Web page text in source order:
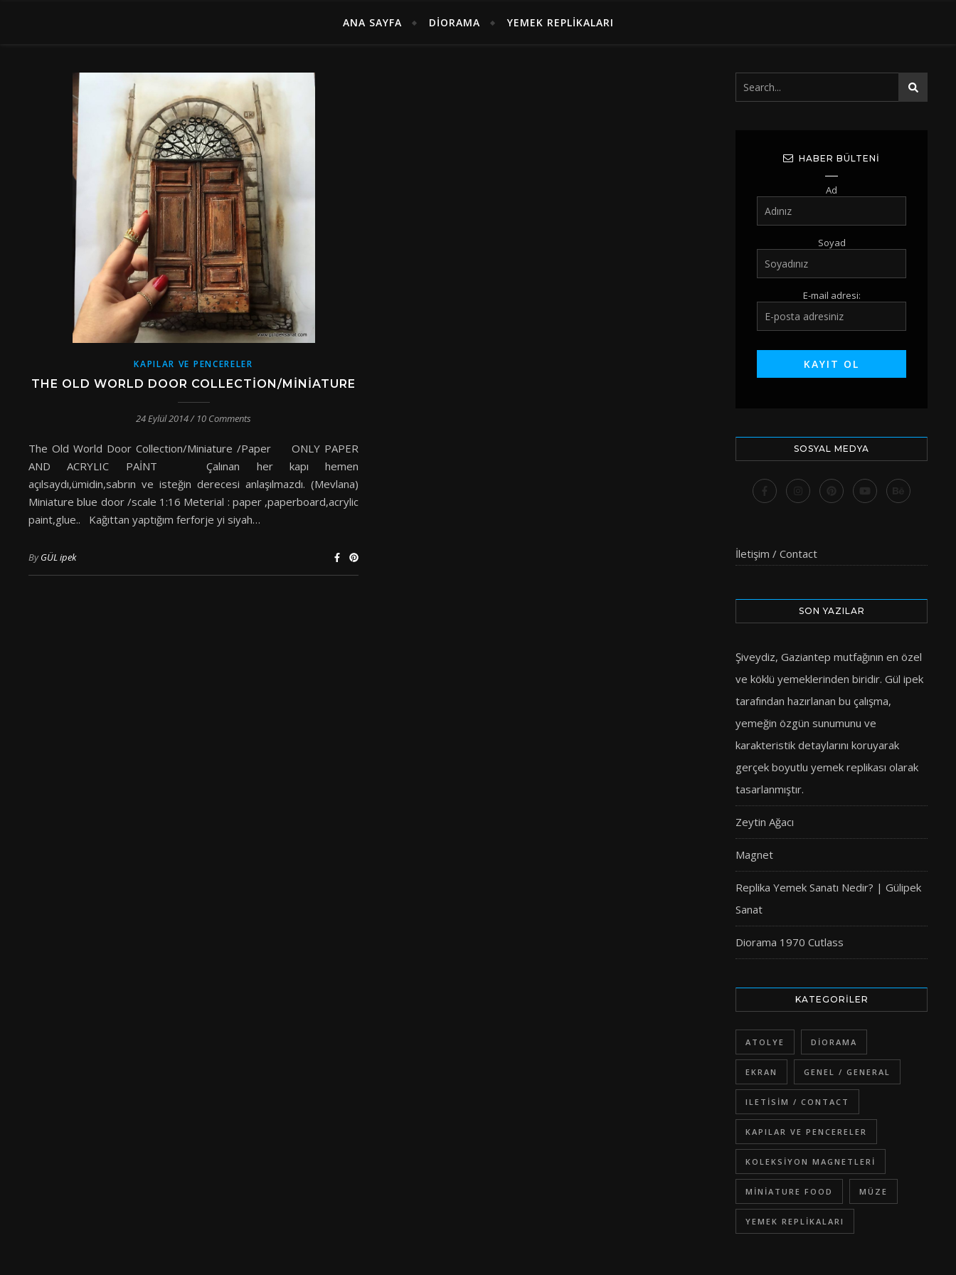
ANA SAYFA DIORAMA YEMEK REPLIKALARI
KAPILAR VE PENCERELER
THE OLD WORLD DOOR COLLECTION/MINIATURE
24 Eylül 2014/ 10 Comments
The Old World Door Collection/Miniature /Paper ONLY PAPER
AND ACRYLIC PAİNT Çalınan her kapı hemen
açılsaydı,ümidin,sabrın ve isteğin derecesi anlaşılmazdı. (Mevlana)
Miniature blue door /scale 1:16 Meterial : paper ,paperboard,acrylic
paint,glue.. Kağıttan yaptığım ferforje yi siyah…
ByGÜL ipek
HABER BÜLTENI
Ad
Soyad
E-mail adresi:
SOSYAL MEDYA
İletişim / Contact
SON YAZILAR
Şiveydiz, Gaziantep mutfağının en özel
ve köklü yemeklerinden biridir. Gül ipek
tarafından hazırlanan bu çalışma,
yemeğin özgün sunumunu ve
karakteristik detaylarını koruyarak
gerçek boyutlu yemek replikası olarak
tasarlanmıştır.
Zeytin Ağacı
Magnet
Replika Yemek Sanatı Nedir? | Gülipek
Sanat
Diorama 1970 Cutlass
KATEGORILER
ATOLYE DIORAMA
EKRAN GENEL / GENERAL
ILETISIM / CONTACT
KAPILAR VE PENCERELER
KOLEKSIYON MAGNETLERI
MINIATURE FOOD MÜZE
YEMEK REPLIKALARI